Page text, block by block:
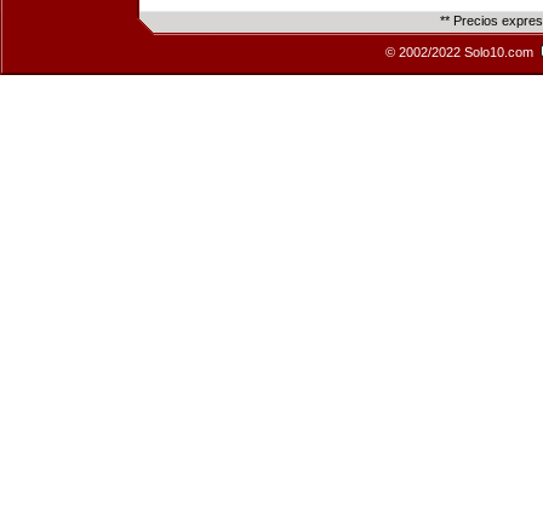
** Precios
© 2002/2022 Solo10.com